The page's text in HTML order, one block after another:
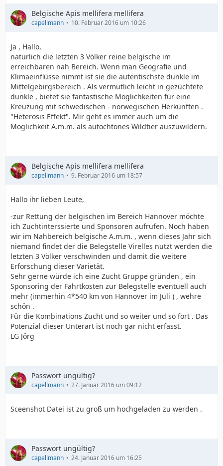
Belgische Apis mellifera mellifera
capellmann 10. Februar 2016 um 10:26
Ja , Hallo,
natürlich die letzten 3 Völker reine belgische im
erreichbaren nah Bereich. Wenn man Geografie und
Klimaeinflüsse nimmt ist sie die autentischste dunkle im
Mittelgebirgsbereich . Als vermutlich leicht in gezüchtete
dunkle , bietet sie fantastische Möglichkeiten für eine
Kreuzung mit schwedischen - norwegischen Herkünften .
"Heterosis Effekt". Mir geht es immer auch um die
Möglichkeit A.m.m. als autochtones Wildtier auszuwildern.
Belgische Apis mellifera mellifera
capellmann 9. Februar 2016 um 18:57
Hallo ihr lieben Leute,
-zur Rettung der belgischen im Bereich Hannover möchte
ich Zuchtinterssierte und Sponsoren aufrufen. Noch haben
wir im Nahbereich belgische A.m.m. , wenn dieses Jahr sich
niemand findet der die Belegstelle Virelles nutzt werden die
letzten 3 Völker verschwinden und damit die weitere
Erforschung dieser Varietät.
Sehr gerne würde ich eine Zucht Gruppe gründen , ein
Sponsoring der Fahrtkosten zur Belegstelle eventuell auch
mehr (immerhin 4*540 km von Hannover im Juli ) , wehre
schön .
Für die Kombinations Zucht und so weiter und so fort . Das
Potenzial dieser Unterart ist noch gar nicht erfasst.
LG Jörg
Passwort ungültig?
capellmann 27. Januar 2016 um 09:12
Sceenshot Datei ist zu groß um hochgeladen zu werden .
Passwort ungültig?
capellmann 24. Januar 2016 um 16:25